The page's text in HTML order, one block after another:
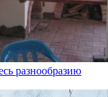
разнообразию